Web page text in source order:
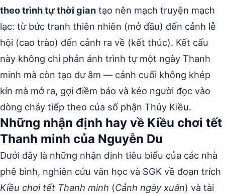
theo trình tự thời gian tạo nên mạch truyện mạch
lạc: từ bức tranh thiên nhiên (mở đầu) đến cảnh lễ
hội (cao trào) đến cảnh ra về (kết thúc). Kết cấu
này không chỉ phản ánh trình tự một ngày Thanh
minh mà còn tạo dư âm — cảnh cuối không khép
kín mà mở ra, gợi điềm báo và kéo người đọc vào
dòng chảy tiếp theo của số phận Thúy Kiều.
Những nhận định hay về Kiều chơi tết
Thanh minh của Nguyễn Du
Dưới đây là những nhận định tiêu biểu của các nhà
phê bình, nghiên cứu văn học và SGK về đoạn trích
Kiều chơi tết Thanh minh (Cảnh ngày xuân) và tài